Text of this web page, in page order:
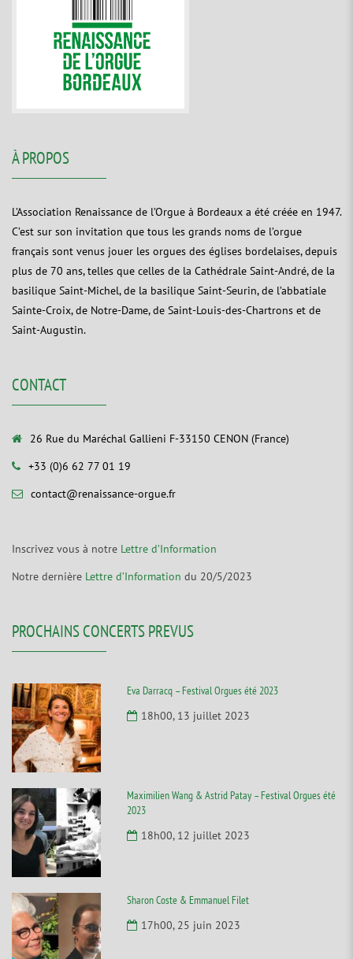
À PROPOS
L’Association Renaissance de l’Orgue à Bordeaux a été créée en 1947.
C’est sur son invitation que tous les grands noms de l’orgue
français sont venus jouer les orgues des églises bordelaises, depuis
plus de 70 ans, telles que celles de la Cathédrale Saint-André, de la
basilique Saint-Michel, de la basilique Saint-Seurin, de l’abbatiale
Sainte-Croix, de Notre-Dame, de Saint-Louis-des-Chartrons et de
Saint-Augustin.
CONTACT
26 Rue du Maréchal Gallieni F-33150 CENON (France)
+33 (0)6 62 77 01 19
contact@renaissance-orgue.fr
Inscrivez vous à notre Lettre d’Information
Notre dernière Lettre d’Information du 20/5/2023
PROCHAINS CONCERTS PREVUS
Eva Darracq – Festival Orgues été 2023
18h00, 13 juillet 2023
Maximilien Wang & Astrid Patay – Festival Orgues été
2023
18h00, 12 juillet 2023
Sharon Coste & Emmanuel Filet
17h00, 25 juin 2023